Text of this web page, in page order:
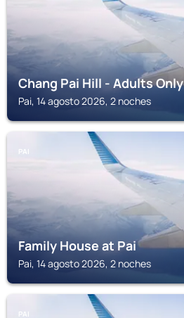
Chang Pai Hill - Adults Only
Pai, 14 agosto 2026, 2 noches
PAI
Family House at Pai
Pai, 14 agosto 2026, 2 noches
PAI